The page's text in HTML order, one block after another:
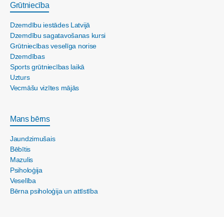
Grūtniecība
Dzemdību iestādes Latvijā
Dzemdību sagatavošanas kursi
Grūtniecības veselīga norise
Dzemdības
Sports grūtniecības laikā
Uzturs
Vecmāšu vizītes mājās
Mans bērns
Jaundzimušais
Bēbītis
Mazulis
Psiholoģija
Veselība
Bērna psiholoģija un attīstība